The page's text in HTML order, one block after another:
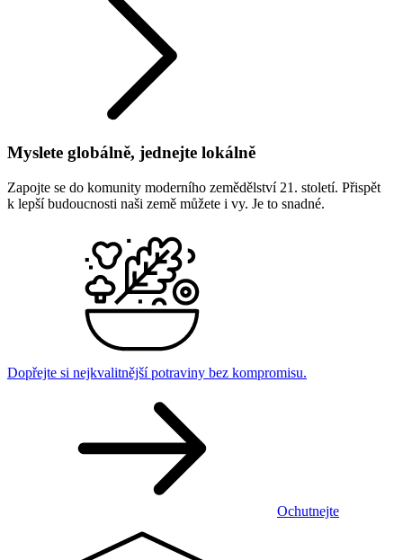
Myslete globálně, jednejte lokálně
Zapojte se do komunity moderního zemědělství 21. století. Přispět
k lepší budoucnosti naši země můžete i vy. Je to snadné.
Dopřejte si nejkvalitnější potraviny bez kompromisu.
Ochutnejte